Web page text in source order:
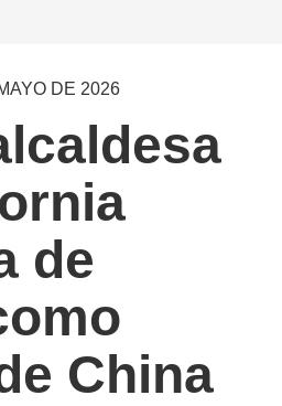
DE 2026
de
China